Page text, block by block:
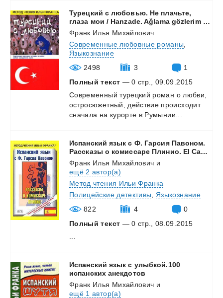
Турецкий с любовью. Не плачьте,
глаза мои / Hanzade. Ağlama gözlerim (метод чтения Ильи Франка)
Франк Илья Михайлович
Современные любовные романы
Языкознание
2498
3
1
Полный текст — 0 стр., 09.09.2015
Современный турецкий роман о любви,
остросюжетный,
действие происходит
сначала на курорте в Румынии...
Испанский язык с Ф. Гарсия Павоном.
Рассказы о комиссаре Плинио. El Carnaval.
Франк Илья Михайлович и
ещё 2 автор(а)
Метод чтения Ильи Франка
Полицейские детективы
Языкознание
822
4
0
Полный текст — 0 стр., 08.09.2015
Испанский язык с улыбкой.100
испанских анекдотов
Франк Илья Михайлович и
ещё 1 автор(а)